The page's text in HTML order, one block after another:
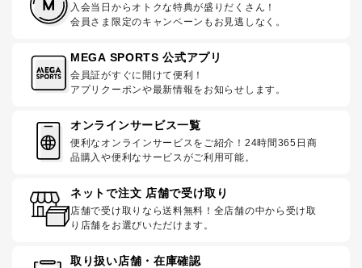
入会当日からオトクな特典が盛りだくさん！
会員さま限定のキャンペーンもお見逃しなく。
MEGA SPORTS 公式アプリ
会員証がすぐに開けて便利！
アプリクーポンや最新情報をお知らせします。
オンラインサービス一覧
便利なオンラインサービスをご紹介！24時間365日商
品購入や便利なサービスがご利用可能。
ネットで注文 店舗で受け取り
店舗で受け取りなら送料無料！全店舗の中から受け取
り店舗をお選びいただけます。
取り扱い店舗・在庫確認